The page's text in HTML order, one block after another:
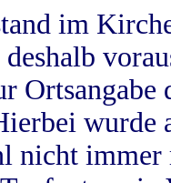
im
wurde
nicht